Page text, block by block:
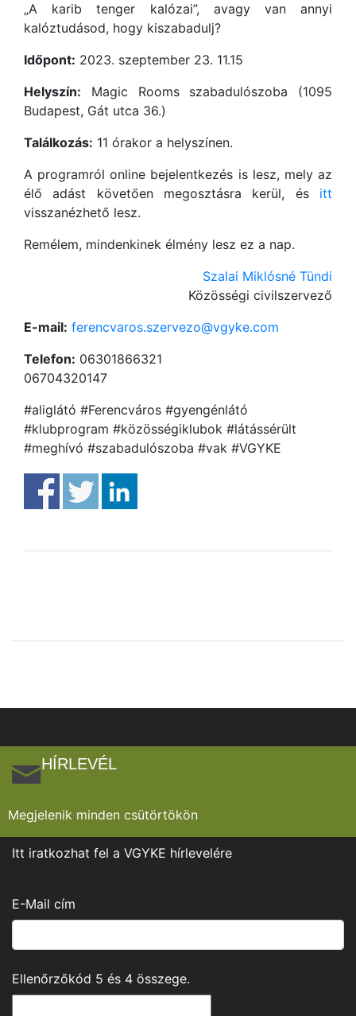
„A karib tenger kalózai”, avagy van annyi
kalóztudásod, hogy kiszabadulj?
Időpont: 2023. szeptember 23. 11.15
Helyszín: Magic Rooms szabadulószoba (1095
Budapest, Gát utca 36.)
Találkozás: 11 órakor a helyszínen.
A programról online bejelentkezés is lesz, mely az
élő adást követően megosztásra kerül, és itt
visszanézhető lesz.
Remélem, mindenkinek élmény lesz ez a nap.
Szalai Miklósné Tündi
Közösségi civilszervező
E-mail: ferencvaros.szervezo@vgyke.com
Telefon: 06301866321
06704320147
#aliglátó #Ferencváros #gyengénlátó
#klubprogram #közösségiklubok #látássérült
#meghívó #szabadulószoba #vak #VGYKE
HÍRLEVÉL
Megjelenik minden csütörtökön
Itt iratkozhat fel a VGYKE hírlevelére
E-Mail cím
Ellenőrzőkód 5 és 4 összege.